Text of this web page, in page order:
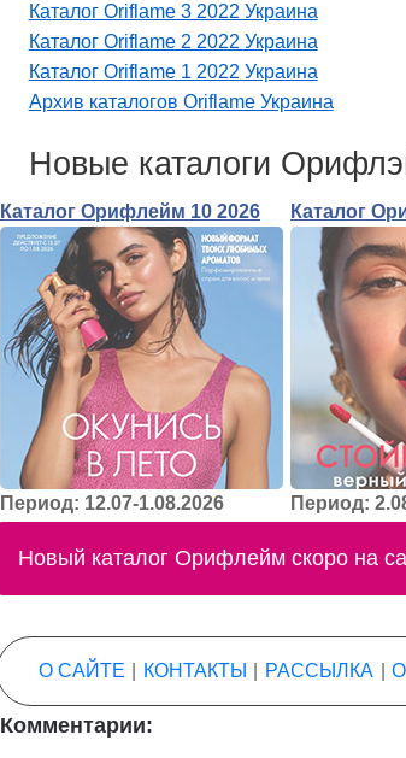
Каталог Oriflame 3 2022 Украина
Каталог Oriflame 2 2022 Украина
Каталог Oriflame 1 2022 Украина
Архив каталогов Oriflame Украина
Новые каталоги
Каталог Орифлейм 10 2026
Период: 12.07-1.08.2026
Каталог
Период:
Новый каталог Орифлейм скоро на
О САЙТЕ КОНТАКТЫ РАССЫЛКА
Комментарии: